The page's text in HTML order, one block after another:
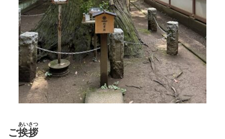
ご挨拶
あいさつ